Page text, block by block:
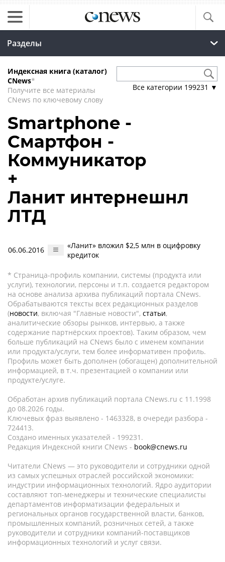
Разделы
Индексная книга (каталог)
CNews*
Получите все материалы
CNews по ключевому слову
Все категории 199231 ▼
Smartphone -
Смартфон -
Коммуникатор
+
Ланит интернешнл
ЛТД
06.06.2016
«Ланит» вложил $2,5 млн в оцифровку
кредиток
* Страница-профиль компании, системы (продукта или
услуги), технологии, персоны и т.п. создается редактором
на основе анализа архива публикаций портала CNews.
Обрабатываются тексты всех редакционных разделов
(новости, включая "Главные новости", статьи,
аналитические обзоры рынков, интервью, а также
содержание партнёрских проектов). Таким образом, чем
больше публикаций на CNews было с именем компании
или продукта/услуги, тем более информативен профиль.
Профиль может быть дополнен (обогащен) дополнительной
информацией, в т.ч. презентацией о компании или
продукте/услуге.
Обработан архив публикаций портала CNews.ru c 11.1998
до 08.2026 годы.
Ключевых фраз выявлено - 1463328, в очереди разбора -
724413.
Создано именных указателей - 199231.
Редакция Индексной книги CNews - book@cnews.ru
Читатели CNews — это руководители и сотрудники одной
из самых успешных отраслей российской экономики:
индустрии информационных технологий. Ядро аудитории
составляют топ-менеджеры и технические специалисты
департаментов информатизации федеральных и
региональных органов государственной власти, банков,
промышленных компаний, розничных сетей, а также
руководители и сотрудники компаний-поставщиков
информационных технологий и услуг связи.